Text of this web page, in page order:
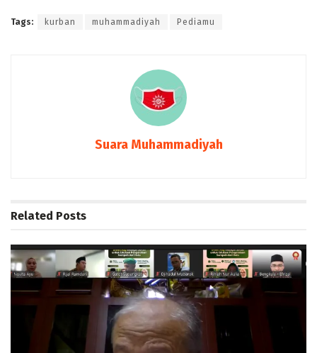
Tags: kurban muhammadiyah Pediamu
Suara Muhammadiyah
Related Posts